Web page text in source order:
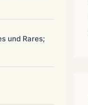
und Rares;